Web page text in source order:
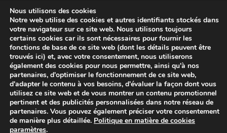
Enregistrer mon nom, mon e-mail et mon site
dans le navigateur pour mon prochain
commentaire.
Nous utilisons des cookies
Notre web utilise des cookies et autres identifiants stockés dans
votre navigateur sur ce site web. Nous utilisons toujours
certains cookies car ils sont nécessaires pour fournir les
fonctions de base de ce site web (dont les détails peuvent être
trouvés ici) et, avec votre consentement, nous utiliserons
également des cookies pour nous permettre, ainsi qu'à nos
partenaires, d'optimiser le fonctionnement de ce site web,
d'adapter le contenu à vos besoins, d'évaluer la façon dont vous
utilisez ce site web et de vous montrer un contenu promotionnel
pertinent et des publicités personnalisées dans notre réseau de
partenaires. Vous pouvez également préciser votre consentement
de manière plus détaillée. Politique en matière de cookies
paramètres.